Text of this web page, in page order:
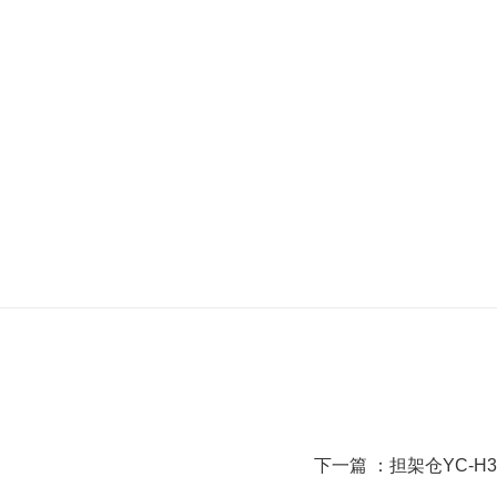
下一篇 ： 担架仓YC-H3